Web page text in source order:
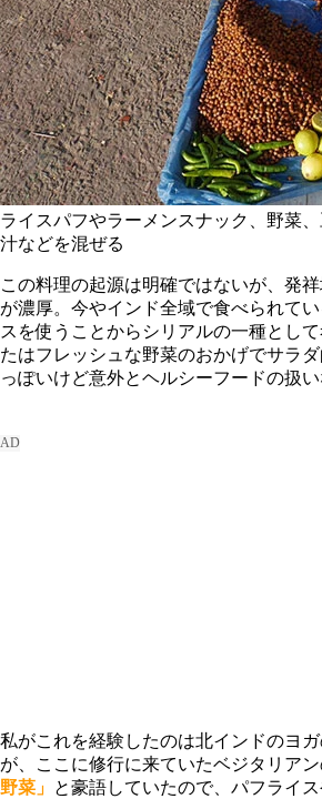
ライスパフやラーメンスナック、野菜
汁などを混ぜる
この料理の起源は明確ではないが、発
が濃厚。今やインド全域で食べられて
スを使うことからシリアルの一種とし
たはフレッシュな野菜のおかげでサラ
っぽいけど意外とヘルシーフードの扱い
私がこれを経験したのは北インドのヨ
が、ここに修行に来ていたベジタリア
野菜」 と豪語していたので、パフライ